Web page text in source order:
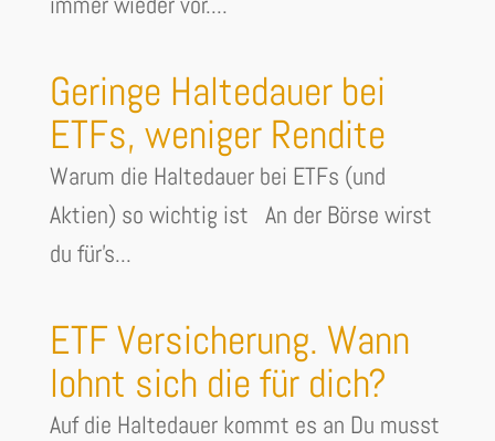
Geringe Haltedauer bei
ETFs, weniger Rendite
Warum die Haltedauer bei ETFs (und
Aktien) so wichtig ist An der Börse wirst
du für's...
ETF Versicherung. Wann
lohnt sich die für dich?
Auf die Haltedauer kommt es an Du musst